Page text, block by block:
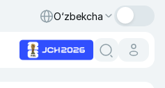
O‘zbekcha